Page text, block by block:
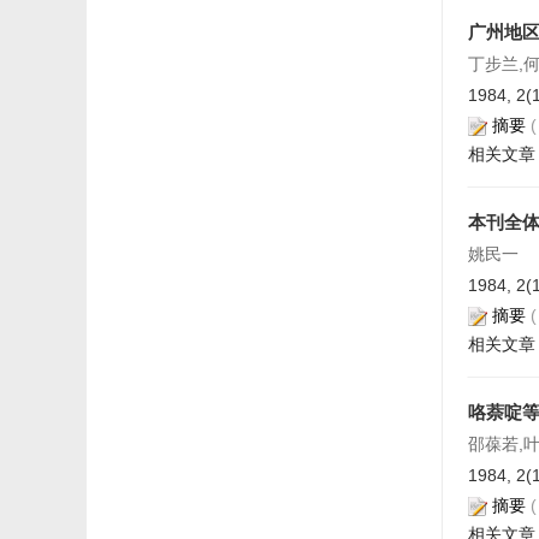
广州地
丁步兰,
1984,
摘要
相关文章
本刊全
姚民一
1984,
摘要
相关文章
咯萘啶
邵葆若,
1984,
摘要
相关文章